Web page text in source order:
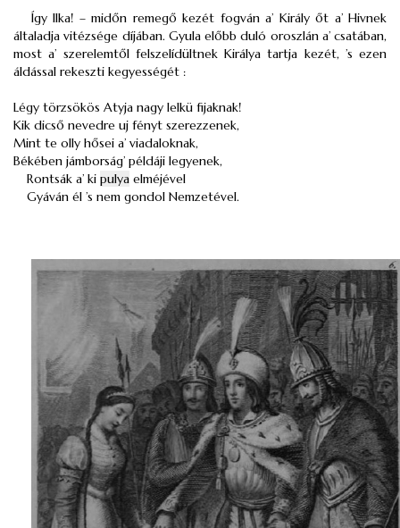
Így Ilka! – midőn remegő kezét fogván a’ Király őt a’ Hivnek
általadja vitézsége díjában. Gyula előbb duló oroszlán a’ csatában,
most a’ szerelemtől felszelídültnek Királya tartja kezét, ’s ezen
áldással rekeszti kegyességét :
Légy törzsökös Atyja nagy lelkü fijaknak!
Kik dicső nevedre uj fényt szerezzenek,
Mint te olly hősei a’ viadaloknak,
Békében jámborság’ példáji legyenek,
Rontsák a’ ki pulya elméjével
Gyáván él ’s nem gondol Nemzetével.